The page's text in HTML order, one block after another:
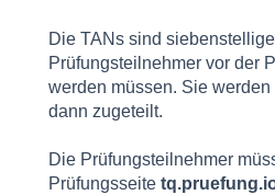
Die TANs sind
Prüfungsteilnehmer vor der
werden müssen. Sie werden
dann zugeteilt.
Die Prüfungsteilnehmer
Prüfungsseite